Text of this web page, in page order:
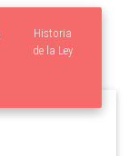
Historia
de la Ley